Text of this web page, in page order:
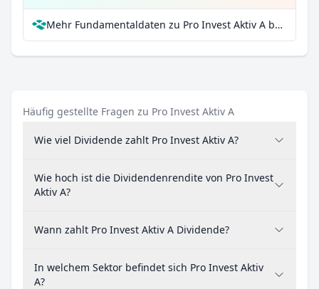
Mehr Fundamentaldaten zu Pro Invest Aktiv A bei Parqet
Häufig gestellte Fragen zu Pro Invest Aktiv A
Wie viel Dividende zahlt Pro Invest Aktiv A?
Wie hoch ist die Dividendenrendite von Pro Invest
Aktiv A?
Wann zahlt Pro Invest Aktiv A Dividende?
In welchem Sektor befindet sich Pro Invest Aktiv
A?